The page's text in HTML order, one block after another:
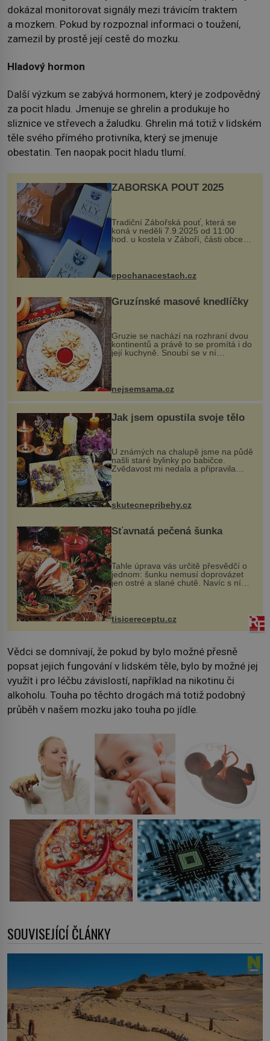
dokázal monitorovat signály mezi trávicím traktem
a mozkem. Pokud by rozpoznal informaci o toužení,
zamezil by prostě její cestě do mozku.
Hladový hormon
Další výzkum se zabývá hormonem, který je zodpovědný
za pocit hladu. Jmenuje se ghrelin a produkuje ho
sliznice ve střevech a žaludku. Ghrelin má totiž v lidském
těle svého přímého protivníka, který se jmenuje
obestatin. Ten naopak pocit hladu tlumí.
ZÁBOŘSKÁ POUŤ 2025
Tradiční Zábořská pouť, která se
koná v neděli 7.9.2025 od 11:00
hod. u kostela v Záboří, části obce
Kly u Mělníka. V programu naleznete
komentovanou prohlídku kostela,
epochanacestach.cz
Gruzínské masové knedlíčky
Gruzie se nachází na rozhraní dvou
kontinentů a právě to se promítá i do
její kuchyně. Snoubí se v ní
evropské a asijské chutě a díky tomu
vznikají rozmanité a chuťově bohaté
pokrmy, které rozhodně st...
nejsemsama.cz
Jak jsem opustila svoje tělo
U známých na chalupě jsme na půdě
našli staré bylinky po babičce.
Zvědavost mi nedala a připravila
jsem si z nich lektvar… Zimní pobyt
na chalupě se pro mě vlastní vinou
změnil v děsivý zážitek, na kt...
skutecnepribehy.cz
Šťavnatá pečená šunka
Tahle úprava vás určitě přesvědčí o
jednom: šunku nemusí doprovázet
jen ostré a slané chutě. Navíc s ní
nakrmíte poměrně hodně hladových
krků. Ingredience sádlo 3 kg šunky
vcelku 3 stroužky česneku hl...
tisicereceptu.cz
Vědci se domnívají, že pokud by bylo možné přesně
popsat jejich fungování v lidském těle, bylo by možné jej
využít i pro léčbu závislostí, například na nikotinu či
alkoholu. Touha po těchto drogách má totiž podobný
průběh v našem mozku jako touha po jídle.
SOUVISEJÍCÍ ČLÁNKY